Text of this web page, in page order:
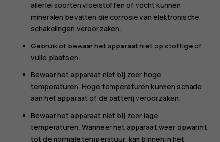
allerlei soorten vloeistoffen of vocht kunnen
mineralen bevatten die corrosie van elektronische
schakelingen veroorzaken.
Gebruik of bewaar het apparaat niet op stoffige of
vuile plaatsen.
Bewaar het apparaat niet bij zeer hoge
temperaturen. Hoge temperaturen kunnen schade
aan het apparaat of de batterij veroorzaken.
Bewaar het apparaat niet bij zeer lage
temperaturen. Wanneer het apparaat weer opwarmt
tot de normale temperatuur, kan binnen in het